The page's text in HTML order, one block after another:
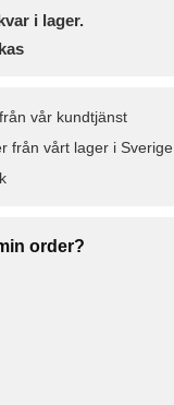
i lager.
vår kundtjänst
från vårt lager i Sverige
order?